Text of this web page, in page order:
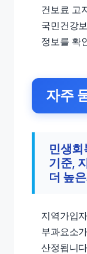
건보료 고
국민건강
정보를 확
자주
민생회
기준,
더 높
지역가입
부과요소
산정됩니